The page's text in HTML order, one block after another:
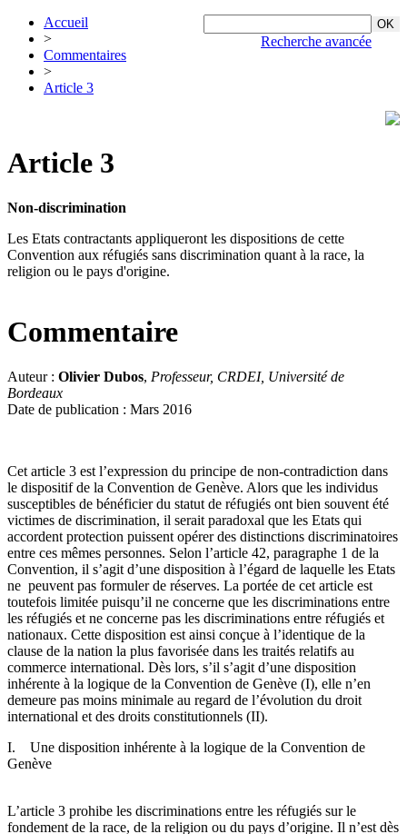
Recherche avancée
Accueil
>
Commentaires
>
Article 3
Article 3
Non-discrimination
Les Etats contractants appliqueront les dispositions de cette
Convention aux réfugiés sans discrimination quant à la race, la
religion ou le pays d'origine.
Commentaire
Auteur : Olivier Dubos, Professeur, CRDEI, Université de
Bordeaux
Date de publication : Mars 2016
Cet article 3 est l’expression du principe de non-contradiction dans
le dispositif de la Convention de Genève. Alors que les individus
susceptibles de bénéficier du statut de réfugiés ont bien souvent été
victimes de discrimination, il serait paradoxal que les Etats qui
accordent protection puissent opérer des distinctions discriminatoires
entre ces mêmes personnes. Selon l’article 42, paragraphe 1 de la
Convention, il s’agit d’une disposition à l’égard de laquelle les Etats
ne peuvent pas formuler de réserves. La portée de cet article est
toutefois limitée puisqu’il ne concerne que les discriminations entre
les réfugiés et ne concerne pas les discriminations entre réfugiés et
nationaux. Cette disposition est ainsi conçue à l’identique de la
clause de la nation la plus favorisée dans les traités relatifs au
commerce international. Dès lors, s’il s’agit d’une disposition
inhérente à la logique de la Convention de Genève (I), elle n’en
demeure pas moins minimale au regard de l’évolution du droit
international et des droits constitutionnels (II).
I. Une disposition inhérente à la logique de la Convention de
Genève
L’article 3 prohibe les discriminations entre les réfugiés sur le
fondement de la race, de la religion ou du pays d’origine. Il n’est dès